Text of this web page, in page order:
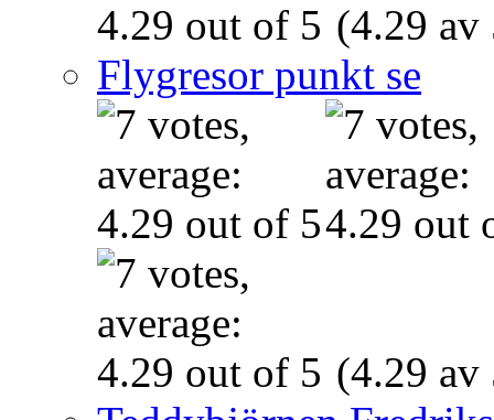
(4.29 av
Flygresor punkt se
(4.29 av